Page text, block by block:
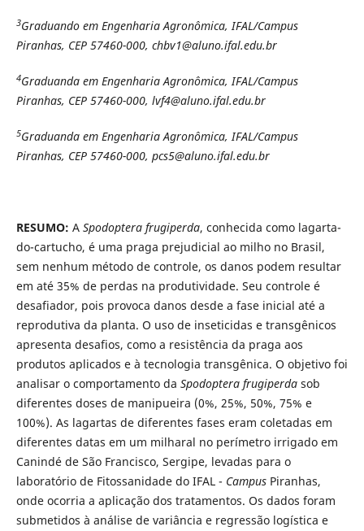
3Graduando em Engenharia Agronômica, IFAL/Campus
Piranhas, CEP 57460-000, chbv1@aluno.ifal.edu.br
4Graduanda em Engenharia Agronômica, IFAL/Campus
Piranhas, CEP 57460-000, lvf4@aluno.ifal.edu.br
5Graduanda em Engenharia Agronômica, IFAL/Campus
Piranhas, CEP 57460-000, pcs5@aluno.ifal.edu.br
RESUMO: A Spodoptera frugiperda, conhecida como lagarta-
do-cartucho, é uma praga prejudicial ao milho no Brasil,
sem nenhum método de controle, os danos podem resultar
em até 35% de perdas na produtividade. Seu controle é
desafiador, pois provoca danos desde a fase inicial até a
reprodutiva da planta. O uso de inseticidas e transgênicos
apresenta desafios, como a resistência da praga aos
produtos aplicados e à tecnologia transgênica. O objetivo foi
analisar o comportamento da Spodoptera frugiperdasob
diferentes doses de manipueira (0%, 25%, 50%, 75% e
100%). As lagartas de diferentes fases eram coletadas em
diferentes datas em um milharal no perímetro irrigado em
Canindé de São Francisco, Sergipe, levadas para o
laboratório de Fitossanidade do IFAL - CampusPiranhas,
onde ocorria a aplicação dos tratamentos. Os dados foram
submetidos à análise de variância e regressão logística e